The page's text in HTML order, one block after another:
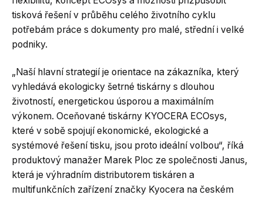
tisková řešení v průběhu celého životního cyklu
potřebám práce s dokumenty pro malé, střední i velké
podniky.
„Naší hlavní strategií je orientace na zákazníka, který
vyhledává ekologicky šetrné tiskárny s dlouhou
životností, energetickou úsporou a maximálním
výkonem. Oceňované tiskárny KYOCERA ECOsys,
které v sobě spojují ekonomické, ekologické a
systémové řešení tisku, jsou proto ideální volbou“, říká
produktový manažer Marek Ploc ze společnosti Janus,
která je výhradním distributorem tiskáren a
multifunkčních zařízení značky Kyocera na českém